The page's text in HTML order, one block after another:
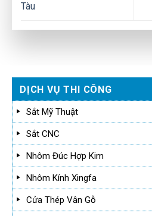
Tàu
DỊCH VỤ THI CÔNG
Sắt Mỹ Thuật
Sắt CNC
Nhôm Đúc Hợp Kim
Nhôm Kính Xingfa
Cửa Thép Vân Gỗ